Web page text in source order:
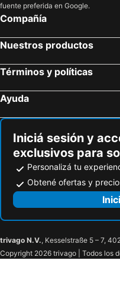
Windsor Oceanico
B&B HOTEL Rio Copacabana Forte
Regency Park Hotel
Rio Design Copacabana
Laghetto Stilo Barra
Copacabana Palace, A Belmond Hotel, Rio de Janeiro
Royal Rio Palace Hotel
ibis budget Rio de Janeiro
Rio's Presidente Hotel
Itajubá Hotel
fuente preferida en Google.
Compañía
Nuestros productos
Términos y políticas
Ayuda
Iniciá sesión y
exclusivos para
Personalizá tu
Obtené ofertas y
trivago N.V., Kesselstraße 5 – 7,
Copyright 2026 trivago | Todos los